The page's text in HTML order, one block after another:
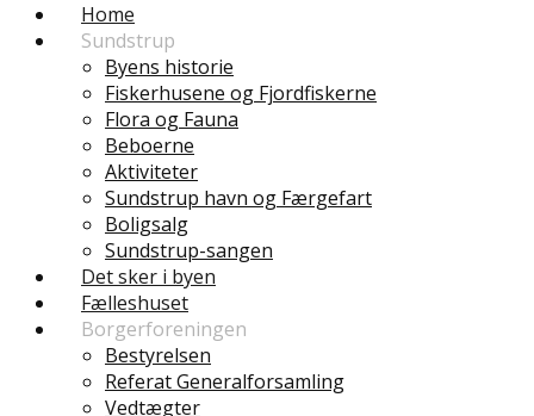
Home
Sundstrup
Byens historie
Fiskerhusene og Fjordfiskerne
Flora og Fauna
Beboerne
Aktiviteter
Sundstrup havn og Færgefart
Boligsalg
Sundstrup-sangen
Det sker i byen
Fælleshuset
Borgerforeningen
Bestyrelsen
Referat Generalforsamling
Vedtægter